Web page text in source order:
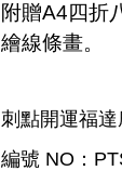
附贈A4四折
繪線條畫。
刺點開運福
編號 NO：